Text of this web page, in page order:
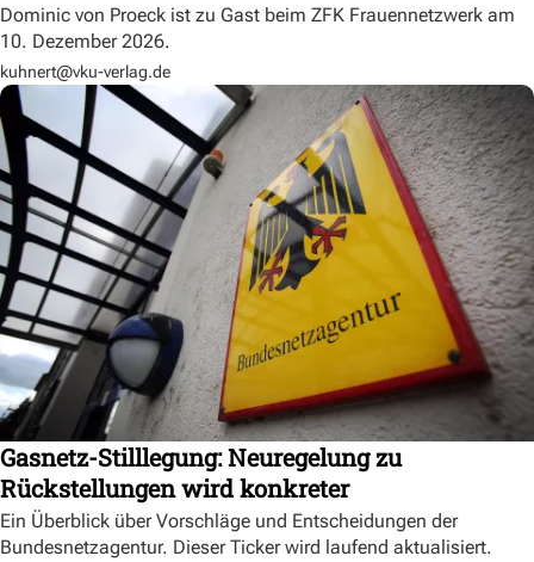
Dominic von Proeck ist zu Gast beim ZFK Frauennetzwerk am
10. Dezember 2026.
kuhnert@vku-verlag.de
Gasnetz-Stilllegung: Neuregelung zu
Rückstellungen wird konkreter
Ein Überblick über Vorschläge und Entscheidungen der
Bundesnetzagentur. Dieser Ticker wird laufend aktualisiert.